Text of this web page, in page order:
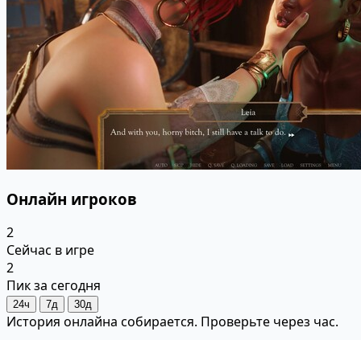
Онлайн игроков
2
Сейчас в игре
2
Пик за сегодня
24ч 7д 30д
История онлайна собирается. Проверьте через час.